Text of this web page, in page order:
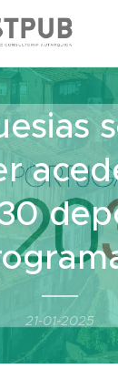
21-01-2025